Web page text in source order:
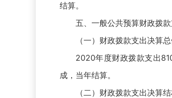
结算。
五、一般公共预算财政拨
（一）财政拨款支出决算
2020年度财政拨款支出
成，当年结算。
（二）财政拨款支出决算